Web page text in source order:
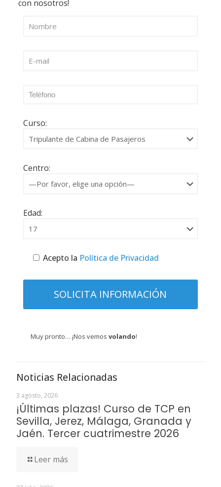
con nosotros!
Curso:
Centro:
Edad:
Acepto la Política de Privacidad
Muy pronto… ¡Nos vemos volando!
Noticias Relacionadas
3 agosto, 2026
¡Últimas plazas! Curso de TCP en
Sevilla, Jerez, Málaga, Granada y
Jaén. Tercer cuatrimestre 2026
Leer más